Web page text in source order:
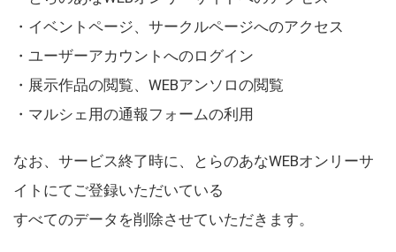
・イベントページ、サークルページへのアクセス
・ユーザーアカウントへのログイン
・展示作品の閲覧、WEBアンソロの閲覧
・マルシェ用の通報フォームの利用
なお、サービス終了時に、とらのあなWEBオンリーサ
イトにてご登録いただいている
すべてのデータを削除させていただきます。